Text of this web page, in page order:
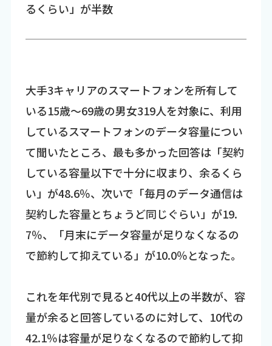
るくらい」が半数
大手3キャリアのスマートフォンを所有して
いる15歳～69歳の男女319人を対象に、利用
しているスマートフォンのデータ容量につい
て聞いたところ、最も多かった回答は「契約
している容量以下で十分に収まり、余るくら
い」が48.6％、次いで「毎月のデータ通信は
契約した容量とちょうど同じぐらい」が19.
7％、「月末にデータ容量が足りなくなるの
で節約して抑えている」が10.0％となった。
これを年代別で見ると40代以上の半数が、容
量が余ると回答しているのに対して、10代の
42.1％は容量が足りなくなるので節約して抑